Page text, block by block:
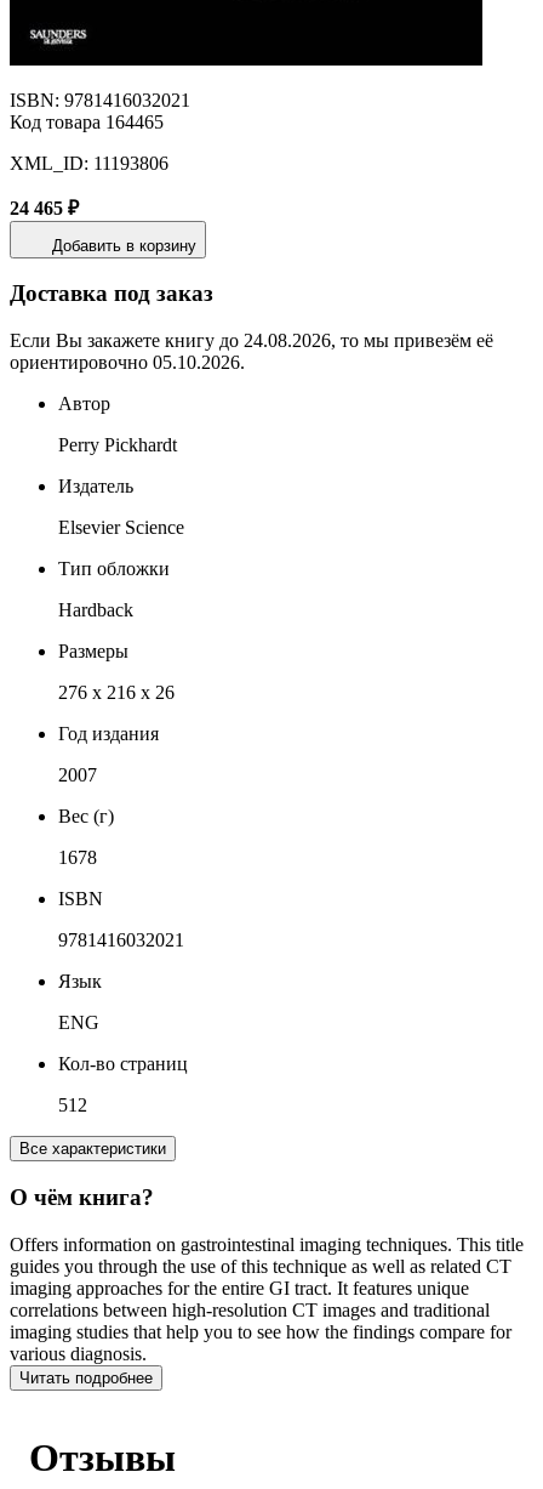
ISBN: 9781416032021
Код товара 164465
XML_ID: 11193806
24 465 ₽
Добавить в корзину
Доставка под заказ
Если Вы закажете книгу до 24.08.2026, то мы привезём её
ориентировочно 05.10.2026.
Автор
Perry Pickhardt
Издатель
Elsevier Science
Тип обложки
Hardback
Размеры
276 x 216 x 26
Год издания
2007
Вес (г)
1678
ISBN
9781416032021
Язык
ENG
Кол-во страниц
512
Все характеристики
О чём книга?
Offers information on gastrointestinal imaging techniques. This title
guides you through the use of this technique as well as related CT
imaging approaches for the entire GI tract. It features unique
correlations between high-resolution CT images and traditional
imaging studies that help you to see how the findings compare for
various diagnosis.
Читать подробнее
Отзывы